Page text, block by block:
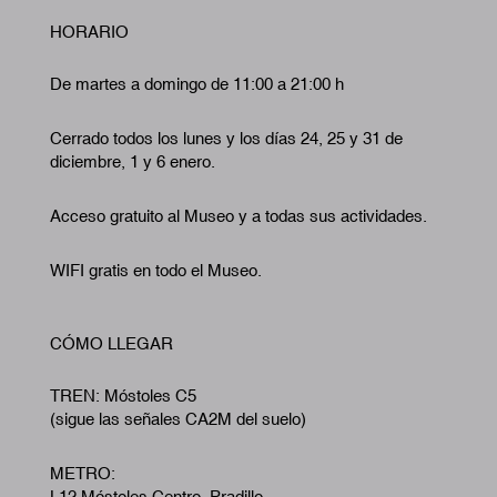
HORARIO
De martes a domingo de 11:00 a 21:00 h
Cerrado todos los lunes y los días 24, 25 y 31 de
diciembre, 1 y 6 enero.
Acceso gratuito al Museo y a todas sus actividades.
WIFI gratis en todo el Museo.
CÓMO LLEGAR
TREN: Móstoles C5
(sigue las señales CA2M del suelo)
METRO: